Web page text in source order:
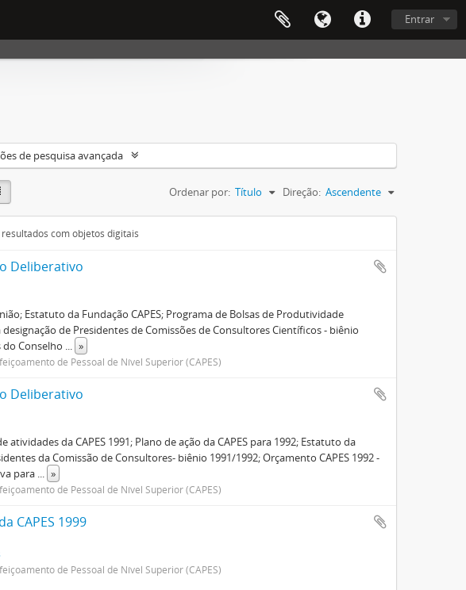
Entrar
de pesquisa avançada
Ordenar por: Título Direção: Ascendente
com objetos digitais
Deliberativo
Estatuto da Fundação CAPES; Programa de Bolsas de Produtividade
de Presidentes de Comissões de Consultores Científicos - biênio
do Conselho ... »
de Pessoal de Nível Superior (CAPES)
Deliberativo
atividades da CAPES 1991; Plano de ação da CAPES para 1992; Estatuto da
da Comissão de Consultores- biênio 1991/1992; Orçamento CAPES 1992 -
para ... »
de Pessoal de Nível Superior (CAPES)
CAPES 1999
de Pessoal de Nível Superior (CAPES)